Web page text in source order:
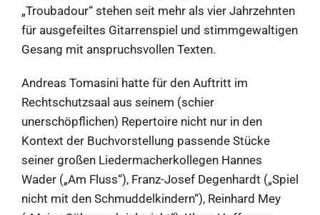
„Troubadour“ stehen seit mehr als vier Jahrzehnten
für ausgefeiltes Gitarrenspiel und stimmgewaltigen
Gesang mit anspruchsvollen Texten.
Andreas Tomasini hatte für den Auftritt im
Rechtschutzsaal aus seinem (schier
unerschöpflichen) Repertoire nicht nur in den
Kontext der Buchvorstellung passende Stücke
seiner großen Liedermacherkollegen Hannes
Wader („Am Fluss“), Franz-Josef Degenhardt („Spiel
nicht mit den Schmuddelkindern“), Reinhard Mey